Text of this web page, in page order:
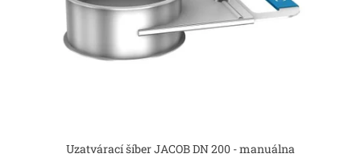
Uzatvárací šíber JACOB DN 200 - manuálna